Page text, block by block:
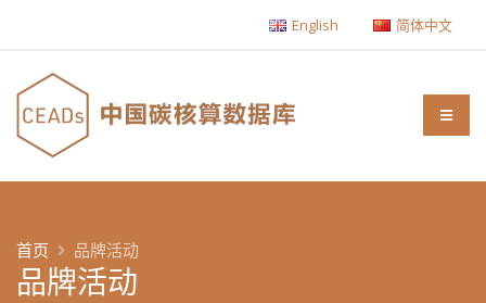
English 简体中文
品牌活动
首页 品牌活动